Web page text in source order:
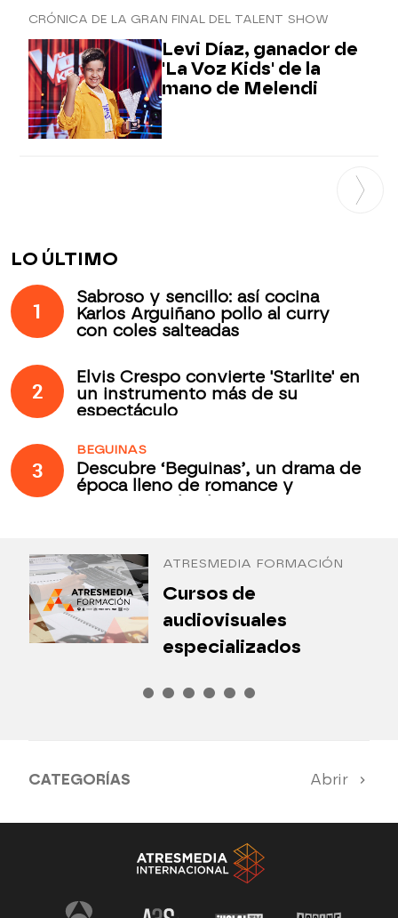
CRÓNICA DE LA GRAN FINAL DEL TALENT SHOW
Levi Díaz, ganador de
'La Voz Kids' de la
mano de Melendi
LO ÚLTIMO
1
Sabroso y sencillo: así cocina
Karlos Arguiñano pollo al curry
con coles salteadas
2
Elvis Crespo convierte 'Starlite' en
un instrumento más de su
espectáculo
3
BEGUINAS
Descubre ‘Beguinas’, un drama de
época lleno de romance y
ATRESMEDIA FORMACIÓN
Cursos de
audiovisuales
especializados
CATEGORÍAS Abrir
Antena 3 Noticias El Hormiguero
Tu cara me suena Pasapalabra